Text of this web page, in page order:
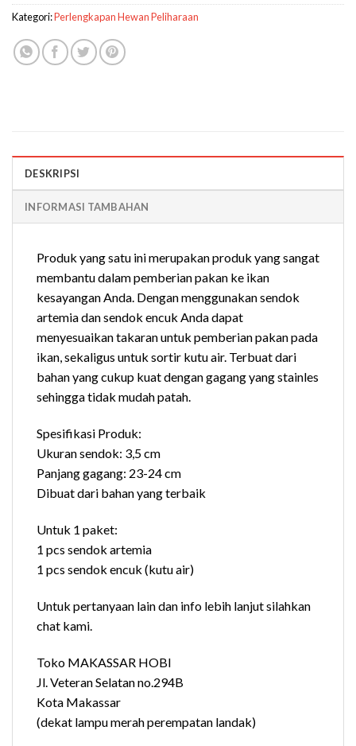
Kategori:Perlengkapan Hewan Peliharaan
DESKRIPSI
INFORMASI TAMBAHAN
Produk yang satu ini merupakan produk yang sangat
membantu dalam pemberian pakan ke ikan
kesayangan Anda. Dengan menggunakan sendok
artemia dan sendok encuk Anda dapat
menyesuaikan takaran untuk pemberian pakan pada
ikan, sekaligus untuk sortir kutu air. Terbuat dari
bahan yang cukup kuat dengan gagang yang stainles
sehingga tidak mudah patah.
Spesifikasi Produk:
Ukuran sendok: 3,5 cm
Panjang gagang: 23-24 cm
Dibuat dari bahan yang terbaik
Untuk 1 paket:
1 pcs sendok artemia
1 pcs sendok encuk (kutu air)
Untuk pertanyaan lain dan info lebih lanjut silahkan
chat kami.
Toko MAKASSAR HOBI
Jl. Veteran Selatan no.294B
Kota Makassar
(dekat lampu merah perempatan landak)